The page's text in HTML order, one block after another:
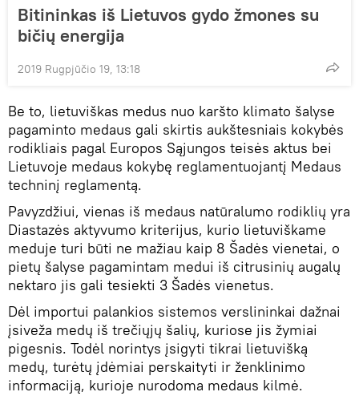
Bitininkas iš Lietuvos gydo žmones su
bičių energija
2019 Rugpjūčio 19, 13:18
Be to, lietuviškas medus nuo karšto klimato šalyse
pagaminto medaus gali skirtis aukštesniais kokybės
rodikliais pagal Europos Sąjungos teisės aktus bei
Lietuvoje medaus kokybę reglamentuojantį Medaus
techninį reglamentą.
Pavyzdžiui, vienas iš medaus natūralumo rodiklių yra
Diastazės aktyvumo kriterijus, kurio lietuviškame
meduje turi būti ne mažiau kaip 8 Šadės vienetai, o
pietų šalyse pagamintam medui iš citrusinių augalų
nektaro jis gali tesiekti 3 Šadės vienetus.
Dėl importui palankios sistemos verslininkai dažnai
įsiveža medų iš trečiųjų šalių, kuriose jis žymiai
pigesnis. Todėl norintys įsigyti tikrai lietuvišką
medų, turėtų įdėmiai perskaityti ir ženklinimo
informaciją, kurioje nurodoma medaus kilmė.